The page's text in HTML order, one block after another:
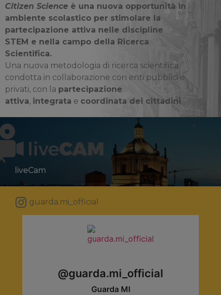
Citizen Science è una nuova opportunità in
ambiente scolastico per stimolare la
partecipazione attiva nelle discipline
STEM e nella campo della Ricerca
Scientifica.
Una nuova metodologia di ricerca scientifica
condotta in collaborazione con enti pubblici e
privati, con la partecipazione
attiva, integrata e coordinata dei cittadini.
liveCam
guarda.mi_official
@guarda.mi_official
Guarda MI